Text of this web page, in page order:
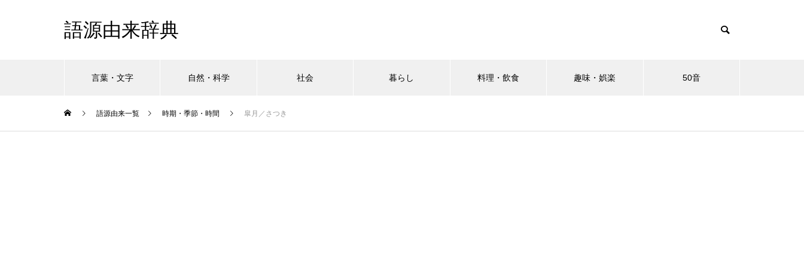
語源由来辞典
言葉・文字 自然・科学 社会 暮らし 料理・飲食 趣味・娯楽 50音
語源由来一覧 時期・季節・時間 皐月／さつき